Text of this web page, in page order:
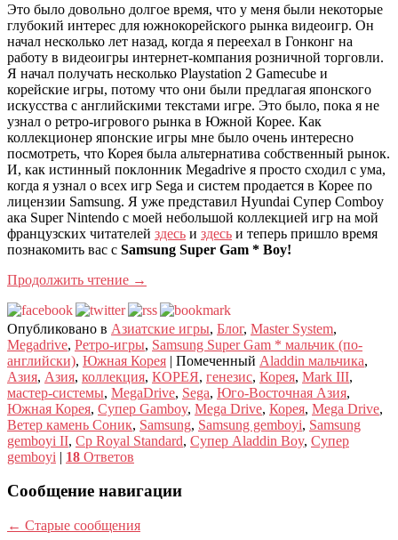
Это было довольно долгое время, что у меня были некоторые
глубокий интерес для южнокорейского рынка видеоигр. Он
начал несколько лет назад, когда я переехал в Гонконг на
работу в видеоигры интернет-компания розничной торговли.
Я начал получать несколько Playstation 2 Gamecube и
корейские игры, потому что они были предлагая японского
искусства с английскими текстами игре. Это было, пока я не
узнал о ретро-игрового рынка в Южной Корее. Как
коллекционер японские игры мне было очень интересно
посмотреть, что Корея была альтернатива собственный рынок.
И, как истинный поклонник Megadrive я просто сходил с ума,
когда я узнал о всех игр Sega и систем продается в Корее по
лицензии Samsung. Я уже представил Hyundai Супер Comboy
ака Super Nintendo с моей небольшой коллекцией игр на мой
французских читателей здесь и здесь и теперь пришло время
познакомить вас с Samsung Super Gam * Boy!
Продолжить чтение →
Опубликовано в Азиатские игры, Блог, Master System,
Megadrive, Ретро-игры, Samsung Super Gam * мальчик (по-
английски), Южная Корея | Помеченный Aladdin мальчика,
Азия, Азия, коллекция, КОРЕЯ, генезис, Корея, Mark III,
мастер-системы, MegaDrive, Sega, Юго-Восточная Азия,
Южная Корея, Супер Gamboy, Mega Drive, Корея, Mega Drive,
Ветер камень Соник, Samsung, Samsung gemboyi, Samsung
gemboyi II, Ср Royal Standard, Супер Aladdin Boy, Супер
gemboyi | 18 Ответов
Сообщение навигации
← Старые сообщения